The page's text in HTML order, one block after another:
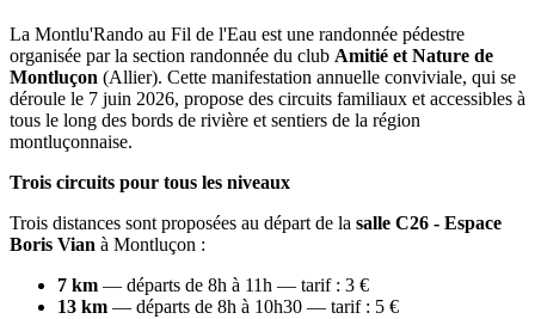
La Montlu'Rando au Fil de l'Eau est une randonnée pédestre
organisée par la section randonnée du club Amitié et Nature de
Montluçon (Allier). Cette manifestation annuelle conviviale, qui se
déroule le 7 juin 2026, propose des circuits familiaux et accessibles à
tous le long des bords de rivière et sentiers de la région
montluçonnaise.
Trois circuits pour tous les niveaux
Trois distances sont proposées au départ de la salle C26 - Espace
Boris Vian à Montluçon :
7 km — départs de 8h à 11h — tarif : 3 €
13 km — départs de 8h à 10h30 — tarif : 5 €